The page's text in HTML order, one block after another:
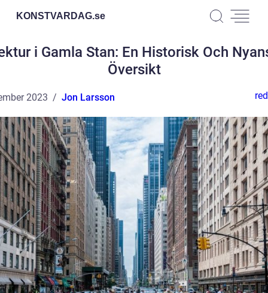
KONSTVARDAG.se
i Gamla Stan: En Historisk Och
Översikt
2023 Jon Larsson